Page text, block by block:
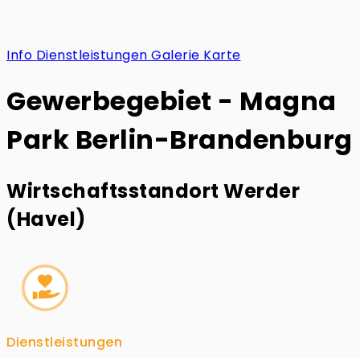
Info Dienstleistungen Galerie Karte
Gewerbegebiet - Magna
Park Berlin-Brandenburg
Wirtschaftsstandort Werder
(Havel)
Dienstleistungen